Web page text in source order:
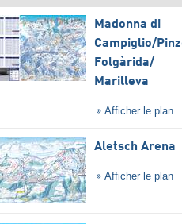
Madonna di
Campiglio/​
Folgàrida/​
Marilleva
Afficher le plan
Aletsch Arena
Afficher le plan